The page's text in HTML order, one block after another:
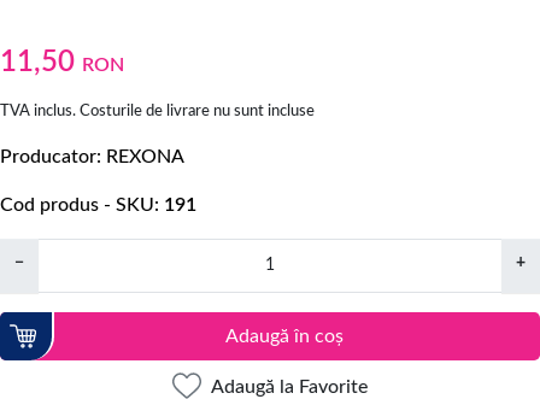
11,50 RON
TVA inclus. Costurile de livrare nu sunt incluse
Producator REXONA
Cod produs - SKU 191
− +
Adaugă în coș
Adaugă la Favorite